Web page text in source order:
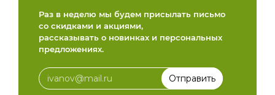
Раз в неделю мы будем присылать письмо
со скидками и акциями,
рассказывать о новинках и персональных
предложениях.